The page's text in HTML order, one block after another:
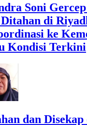
Soni Gercep
di
ke
Kondisi Terkini
dan